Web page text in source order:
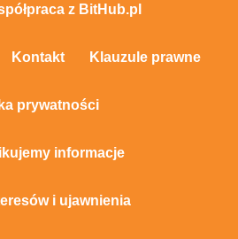
z BitHub.pl
Kontakt Klauzule prawne
prywatności
informacje
i ujawnienia